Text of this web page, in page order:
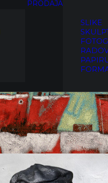
PRODAJA
SLIKE